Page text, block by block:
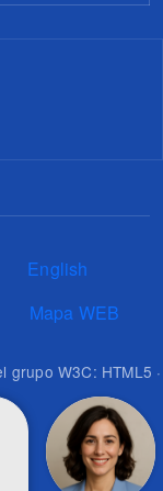
English
Mapa WEB
W3C: HTML5 ·